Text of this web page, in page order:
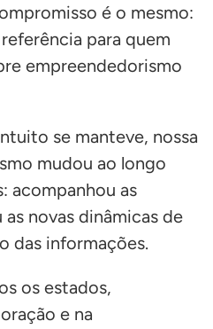
é o mesmo:
para quem
empreendedorismo
se manteve, nossa
mudou ao longo
acompanhou as
novas dinâmicas de
das informações.
os estados,
e na